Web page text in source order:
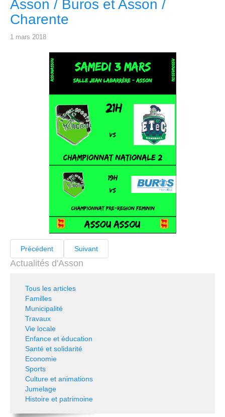
Asson / Buros et Asson /
Charente
1 mars 2018
Précédent Suivant
Actualités d'Asson
Tous les articles
Familles
Municipalité
Travaux
Vie locale
Enfance et éducation
Santé et solidarité
Economie
Sports
Culture et animations
Jumelage
Histoire et patrimoine